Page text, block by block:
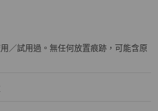
商品享有7日鑑賞期
細節
／試用過。無任何放置痕跡，可能含原